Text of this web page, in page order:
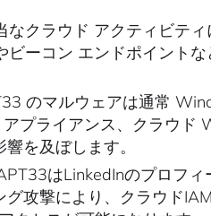
クラウド アクティビテ
ビーコン エンドポイント
のマルウェアは通常
プライアンス、クラウド
を及ぼします。
はLinkedInのプロフ
攻撃により、クラウド